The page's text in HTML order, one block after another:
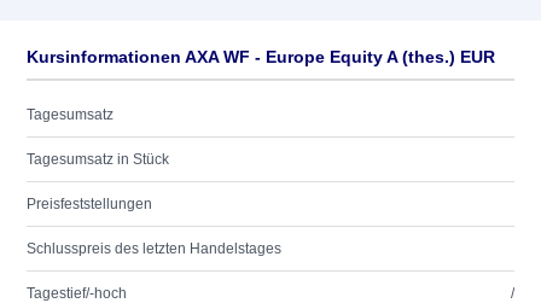
Kursinformationen AXA WF - Europe Equity A (thes.) EUR
Tagesumsatz
Tagesumsatz in Stück
Preisfeststellungen
Schlusspreis des letzten Handelstages
Tagestief/-hoch /